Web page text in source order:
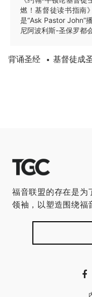
燃！基督徒读书指南
是“Ask Pastor John”
尼阿波利斯-圣保罗都
背诵圣经 • 基督徒成
福音联盟的存在是为
领袖，以塑造围绕福